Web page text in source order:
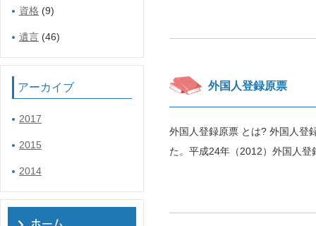
外国人登録原票
外国人登録原票 とは? 外国人登
た。平成24年（2012）外国人
資格 (9)
遺言 (46)
アーカイブ
2017
2015
2014